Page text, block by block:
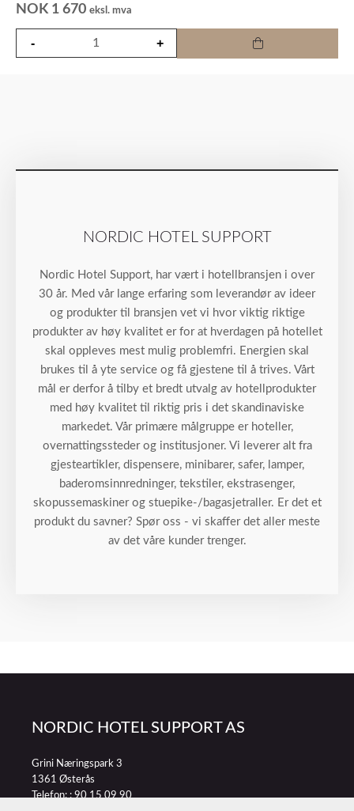
NOK 1 670 eksl. mva
NORDIC HOTEL SUPPORT
Nordic Hotel Support, har vært i hotellbransjen i over
30 år. Med vår lange erfaring som leverandør av ideer
og produkter til bransjen vet vi hvor viktig riktige
produkter av høy kvalitet er for at hverdagen på hotellet
skal oppleves mest mulig problemfri. Energien skal
brukes til å yte service og få gjestene til å trives. Vårt
mål er derfor å tilby et bredt utvalg av hotellprodukter
med høy kvalitet til riktig pris i det skandinaviske
markedet. Vår primære målgruppe er hoteller,
overnattingssteder og institusjoner. Vi leverer alt fra
gjesteartikler, dispensere, minibarer, safer, lamper,
baderomsinnredninger, tekstiler, ekstrasenger,
skopussemaskiner og stuepike-/bagasjetraller. Er det et
produkt du savner? Spør oss - vi skaffer det aller meste
av det våre kunder trenger.
NORDIC HOTEL SUPPORT AS
Grini Næringspark 3
1361 Østerås
Telefon: :90 15 09 90